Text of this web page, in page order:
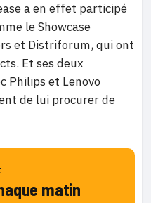
a en effet participé
le Showcase
et Distriforum, qui ont
Et ses deux
Philips et Lenovo
de lui procurer de
matin